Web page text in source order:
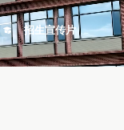
招生宣传片